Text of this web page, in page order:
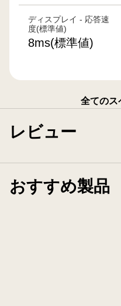
ディスプレイ - 応答速
度(標準値)
8ms(標準値)
全てのス
レビュー
おすすめ製品